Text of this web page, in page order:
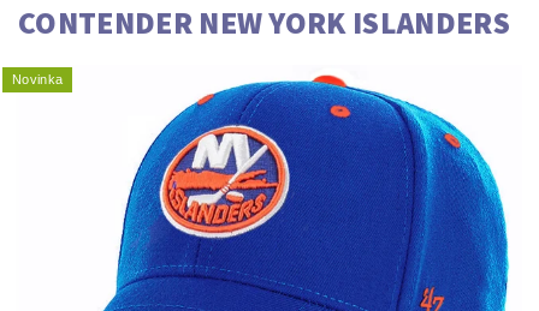
CONTENDER NEW YORK ISLANDERS
Novinka